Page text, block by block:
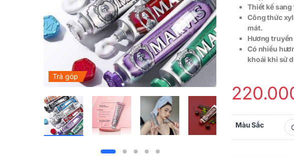
Trả góp
Thiết kế
Công thức
mát.
Hương
Có nhiều
khoái khi sử
Màu Sắc